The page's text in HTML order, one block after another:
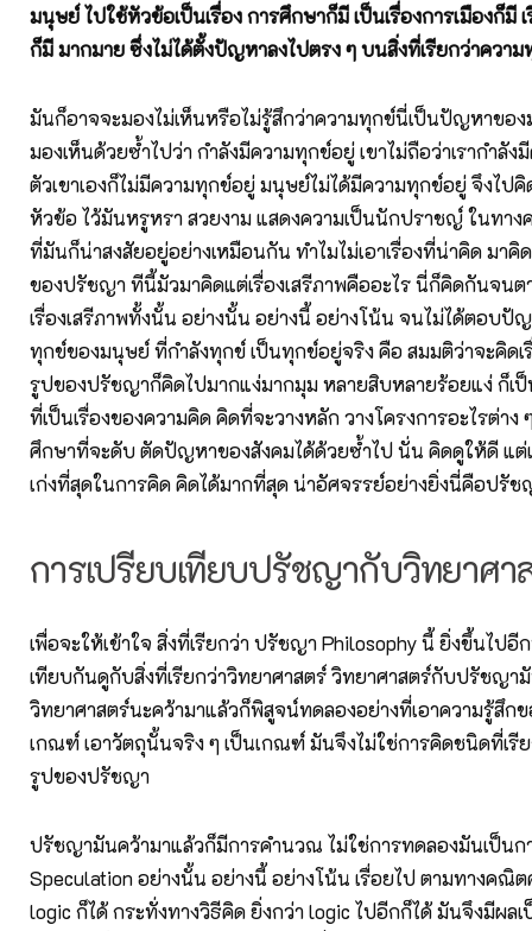
มนุษย์ ไปใช้หัวข้อเป็นเรื่อง การศึกษาก็มี เป็นเรื่องการเมืองก็มี เ
ก็มี มากมายซึ่งไม่ได้ตั้งปัญหาลงไปตรง ๆ บนสิ่งที่เรียกว่าความ
มันก็อาจจะมองไม่เห็นหรือไม่รู้สึกว่าความทุกข์นี่เป็นปัญหาขอ
มองเห็นด้วยซ้ำไปว่า กำลังมีความทุกข์อยู่ เขาไม่ถือว่าเรากำลั
ตัวเขาเองก็ไม่มีความทุกข์อยู่ มนุษย์ไม่ได้มีความทุกข์อยู่ จึงไปคิ
หัวข้อ ไว้มันหรูหรา สวยงาม แสดงความเป็นนักปราชญ์ ในทาง
ที่มันก็น่าสงสัยอยู่อย่างเหมือนกัน ทำไมไม่เอาเรื่องที่น่าคิด มา
ของปรัชญา ทีนี้มัวมาคิดแต่เรื่องเสรีภาพคืออะไร นี่ก็คิดกันจน
เรื่องเสรีภาพทั้งนั้น อย่างนั้น อย่างนี้ อย่างโน้น จนไม่ได้ตอบปัญ
ทุกข์ของมนุษย์ ที่กำลังทุกข์ เป็นทุกข์อยู่จริง คือ สมมติว่าจะคิดเ
รูปของปรัชญาก็คิดไปมากแง่มากมุม หลายสิบหลายร้อยแง่ ก็เป็
ที่เป็นเรื่องของความคิด คิดที่จะวางหลัก วางโครงการอะไรต่าง
ศึกษาที่จะดับ ตัดปัญหาของสังคมได้ด้วยซ้ำไป นั่น คิดดูให้ดี แต่เ
เก่งที่สุดในการคิด คิดได้มากที่สุด น่าอัศจรรย์อย่างยิ่งนี่คือปรัช
การเปรียบเทียบปรัชญากับวิทยาศา
เพื่อจะให้เข้าใจ สิ่งที่เรียกว่า ปรัชญา Philosophy นี้ ยิ่งขึ้นไป
เทียบกันดูกับสิ่งที่เรียกว่าวิทยาศาสตร์ วิทยาศาสตร์กับปรัชญา
วิทยาศาสตร์นะคว้ามาแล้วก็พิสูจน์ทดลองอย่างที่เอาความรู้สึก
เกณฑ์ เอาวัตถุนั้นจริง ๆ เป็นเกณฑ์ มันจึงไม่ใช่การคิดชนิดที่เรี
รูปของปรัชญา
ปรัชญามันคว้ามาแล้วก็มีการคำนวณ ไม่ใช่การทดลองมันเป็น
Speculation อย่างนั้น อย่างนี้ อย่างโน้น เรื่อยไป ตามทางคณิต
logic ก็ได้ กระทั่งทางวิธีคิด ยิ่งกว่า logic ไปอีกก็ได้ มันจึงมีผล